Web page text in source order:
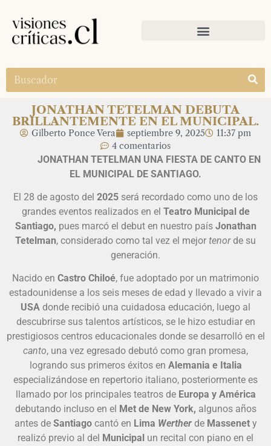
JONATHAN TETELMAN DEBUTA
BRILLANTEMENTE EN EL MUNICIPAL.
Gilberto Ponce Vera septiembre 9, 2025
11:37 pm
4 comentarios
JONATHAN TETELMAN UNA FIESTA DE CANTO EN
EL MUNICIPAL DE SANTIAGO.
El 28 de agosto del 2025 será recordado como uno de los
grandes eventos realizados en el Teatro Municipal de
Santiago, pues marcó el debut en nuestro país Jonathan
Tetelman, considerado como tal vez el mejor tenorde su
generación.
Nacido en Castro Chiloé, fue adoptado por un matrimonio
estadounidense a los seis meses de edad y llevado a vivir a
USA donde recibió una cuidadosa educación, luego al
descubrirse sus talentos artísticos, se le hizo estudiar en
prestigiosos centros educacionales donde se desarrolló en el
canto, una vez egresado debutó como gran promesa,
logrando sus primeros éxitos en Alemania e Italia
especializándose en repertorio italiano, posteriormente es
llamado por los principales teatros de Europa y América
debutando incluso en el Met de New York, algunos años
antes de Santiagocantó en Lima Wertherde Massenety
realizó previo al del Municipal un recital con piano en el